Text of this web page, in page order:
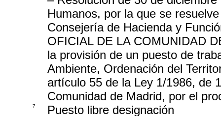
Humanos, por la que se
Consejería de Hacienda y
OFICIAL DE LA COMUNIDAD
la provisión de un puesto de
Ambiente, Ordenación del
artículo 55 de la Ley 1/1986, de
Comunidad de Madrid, por el
7
Puesto libre designación